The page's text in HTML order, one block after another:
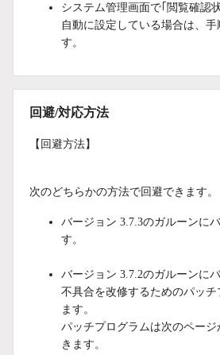
システム管理画面で｢閲覧確認
自動に設定している場合は、
す。
回避/対応方法
【回避方法】
次のどちらかの方法で回避できます。
バージョン 3.7.3のガルーンに
す。
バージョン 3.7.2のガルーンに
不具合を改修するためのパッチ
ます。
パッチプログラムは次のペー
きます。